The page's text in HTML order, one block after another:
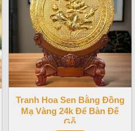
Tranh Hoa Sen Bằng Đồng
Mạ Vàng 24k Để Bàn Đế
Gỗ